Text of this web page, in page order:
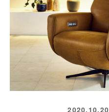
2020.10.20